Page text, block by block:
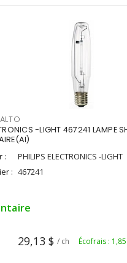
-LIGHT 467241 LAMPE
:
PHILIPS ELECTRONICS -LIGHT
: 467241
29,13 $ / ch Écofrais :